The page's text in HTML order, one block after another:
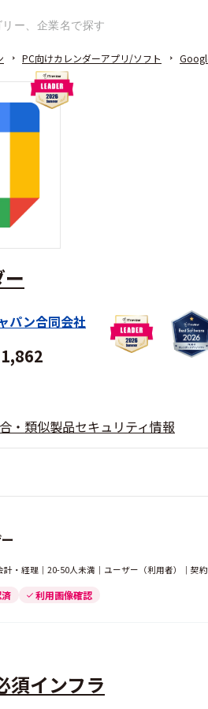
PC向けカレンダーアプリ/ソフト
パン合同会社
1,862
・類似製品セキュリティ情報
計・経理｜20-50人未満｜ユーザー（利用者）｜契
利用画像確認
須インフラ